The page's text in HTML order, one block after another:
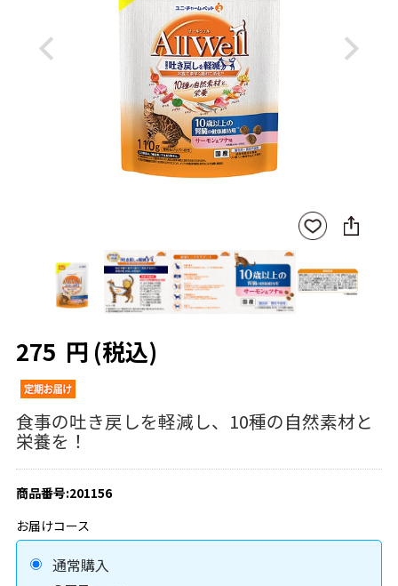
Previous Next
お気
に入
登録
SNS
に
ア
275 円 (税込)
食事の吐き戻しを軽減し、10種の自然素材と
栄養を！
商品番号:201156
お届けコース
通常購入